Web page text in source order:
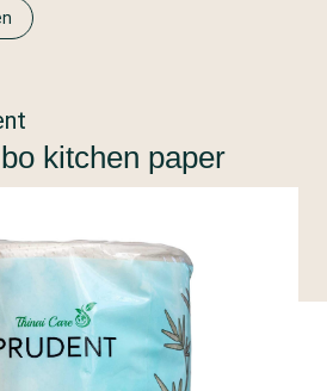
kitchen paper